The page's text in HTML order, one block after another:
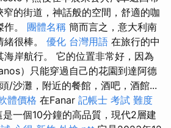
窄的街道，神話般的空間，舒適的咖
。 團體名稱 簡而言之，意大利南
很棒。 優化 台灣用語 在旅行的中
海岸航行。 它的位置非常好，因為
）只能穿過自己的花園到達阿德
/沙灘，附近的餐館，酒吧，酒館...
體價格 在Fanar 記帳士 考試 難度
一個10分鐘的高品質，現代2層建